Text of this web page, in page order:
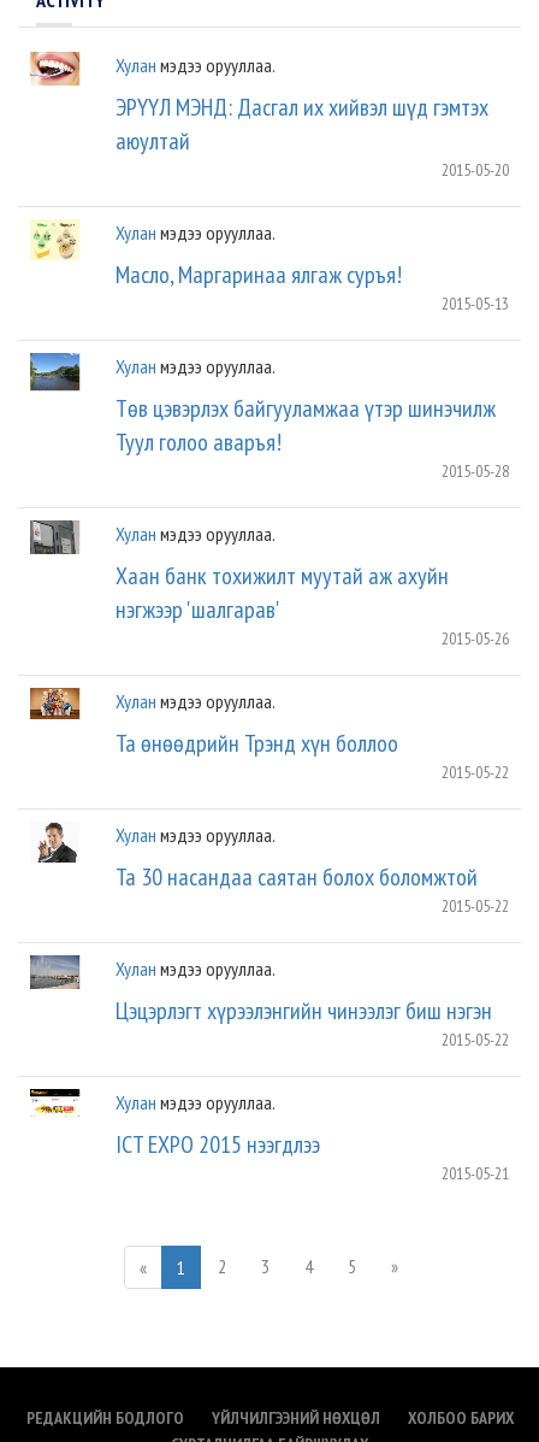
Хулан мэдээ орууллаа.
ЭРҮҮЛ МЭНД: Дасгал их хийвэл шүд гэмтэх
аюултай
2015-05-20
Хулан мэдээ орууллаа.
Масло, Маргаринаа ялгаж суръя!
2015-05-13
Хулан мэдээ орууллаа.
Төв цэвэрлэх байгууламжаа үтэр шинэчилж
Туул голоо аваръя!
2015-05-28
Хулан мэдээ орууллаа.
Хаан банк тохижилт муутай аж ахуйн
нэгжээр 'шалгарав'
2015-05-26
Хулан мэдээ орууллаа.
Та өнөөдрийн Трэнд хүн боллоо
2015-05-22
Хулан мэдээ орууллаа.
Та 30 насандаа саятан болох боломжтой
2015-05-22
Хулан мэдээ орууллаа.
Цэцэрлэгт хүрээлэнгийн чинээлэг биш нэгэн
2015-05-22
Хулан мэдээ орууллаа.
ICT EXPO 2015 нээгдлээ
2015-05-21
« 1 2 3 4 5 »
РЕДАКЦИЙН БОДЛОГО ҮЙЛЧИЛГЭЭНИЙ НӨХЦӨЛ
ХОЛБОО БАРИХ